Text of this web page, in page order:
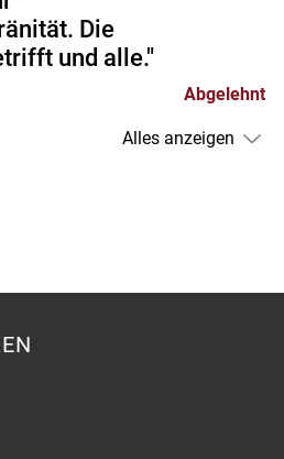
Die
und alle."
Abgelehnt
Alles anzeigen